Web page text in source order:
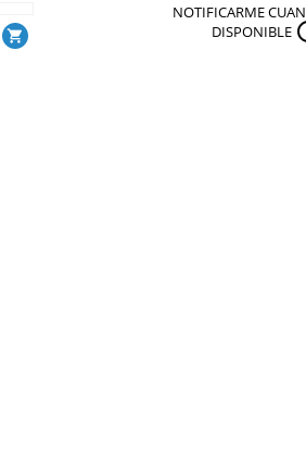
shopping_cart
NOTIFICARME
DISPONIBLE